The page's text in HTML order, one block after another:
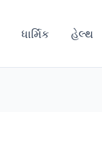
ધાર્મિક હેલ્થ